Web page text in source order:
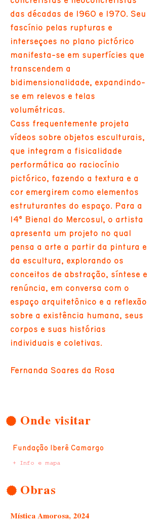
das décadas de 1960 e 1970. Seu
fascínio pelas rupturas e
interseções no plano pictórico
manifesta-se em superfícies que
transcendem a
bidimensionalidade, expandindo-
se em relevos e telas
volumétricas.
Cass frequentemente projeta
vídeos sobre objetos esculturais,
que integram a fisicalidade
performática ao raciocínio
pictórico, fazendo a textura e a
cor emergirem como elementos
estruturantes do espaço. Para a
14ª Bienal do Mercosul, o artista
apresenta um projeto no qual
pensa a arte a partir da pintura e
da escultura, explorando os
conceitos de abstração, síntese e
renúncia, em conversa com o
espaço arquitetônico e a reflexão
sobre a existência humana, seus
corpos e suas histórias
individuais e coletivas.
Fernanda Soares da Rosa
Onde visitar
Fundação Iberê Camargo
+ Info e mapa
Obras
Mística Amorosa, 2024